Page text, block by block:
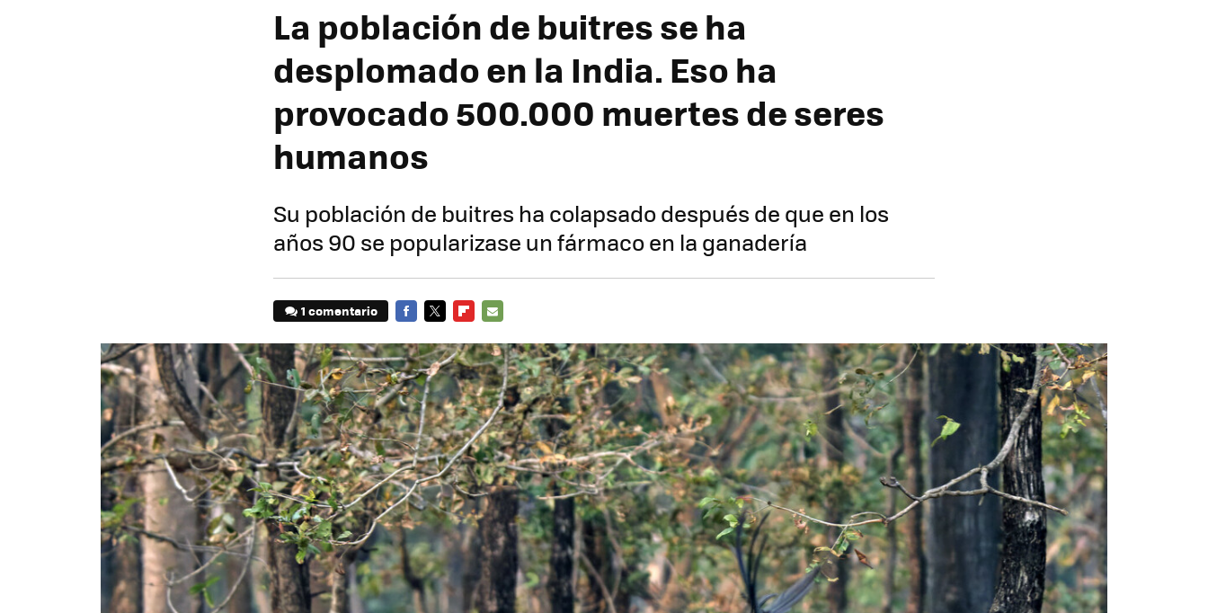
La población de buitres se ha
desplomado en la India. Eso ha
provocado 500.000 muertes de seres
humanos
Su población de buitres ha colapsado después de que en los
años 90 se popularizase un fármaco en la ganadería
1 comentario
MAIL